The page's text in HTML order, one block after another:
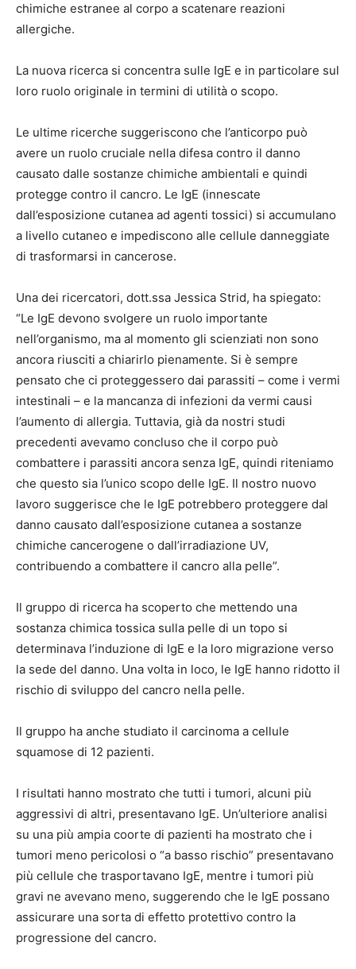
chimiche estranee al corpo a scatenare reazioni
allergiche.
La nuova ricerca si concentra sulle IgE e in particolare sul
loro ruolo originale in termini di utilità o scopo.
Le ultime ricerche suggeriscono che l’anticorpo può
avere un ruolo cruciale nella difesa contro il danno
causato dalle sostanze chimiche ambientali e quindi
protegge contro il cancro. Le IgE (innescate
dall’esposizione cutanea ad agenti tossici) si accumulano
a livello cutaneo e impediscono alle cellule danneggiate
di trasformarsi in cancerose.
Una dei ricercatori, dott.ssa Jessica Strid, ha spiegato:
“Le IgE devono svolgere un ruolo importante
nell’organismo, ma al momento gli scienziati non sono
ancora riusciti a chiarirlo pienamente. Si è sempre
pensato che ci proteggessero dai parassiti – come i vermi
intestinali – e la mancanza di infezioni da vermi causi
l’aumento di allergia. Tuttavia, già da nostri studi
precedenti avevamo concluso che il corpo può
combattere i parassiti ancora senza IgE, quindi riteniamo
che questo sia l’unico scopo delle IgE. Il nostro nuovo
lavoro suggerisce che le IgE potrebbero proteggere dal
danno causato dall’esposizione cutanea a sostanze
chimiche cancerogene o dall’irradiazione UV,
contribuendo a combattere il cancro alla pelle”.
Il gruppo di ricerca ha scoperto che mettendo una
sostanza chimica tossica sulla pelle di un topo si
determinava l’induzione di IgE e la loro migrazione verso
la sede del danno. Una volta in loco, le IgE hanno ridotto il
rischio di sviluppo del cancro nella pelle.
Il gruppo ha anche studiato il carcinoma a cellule
squamose di 12 pazienti.
I risultati hanno mostrato che tutti i tumori, alcuni più
aggressivi di altri, presentavano IgE. Un’ulteriore analisi
su una più ampia coorte di pazienti ha mostrato che i
tumori meno pericolosi o “a basso rischio” presentavano
più cellule che trasportavano IgE, mentre i tumori più
gravi ne avevano meno, suggerendo che le IgE possano
assicurare una sorta di effetto protettivo contro la
progressione del cancro.